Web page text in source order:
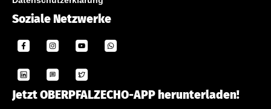
Soziale Netzwerke
Jetzt OBERPFALZECHO-APP herunterladen!